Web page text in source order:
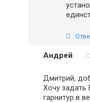
Андрей
Дмитрий,
Хочу задать
гарнитур в